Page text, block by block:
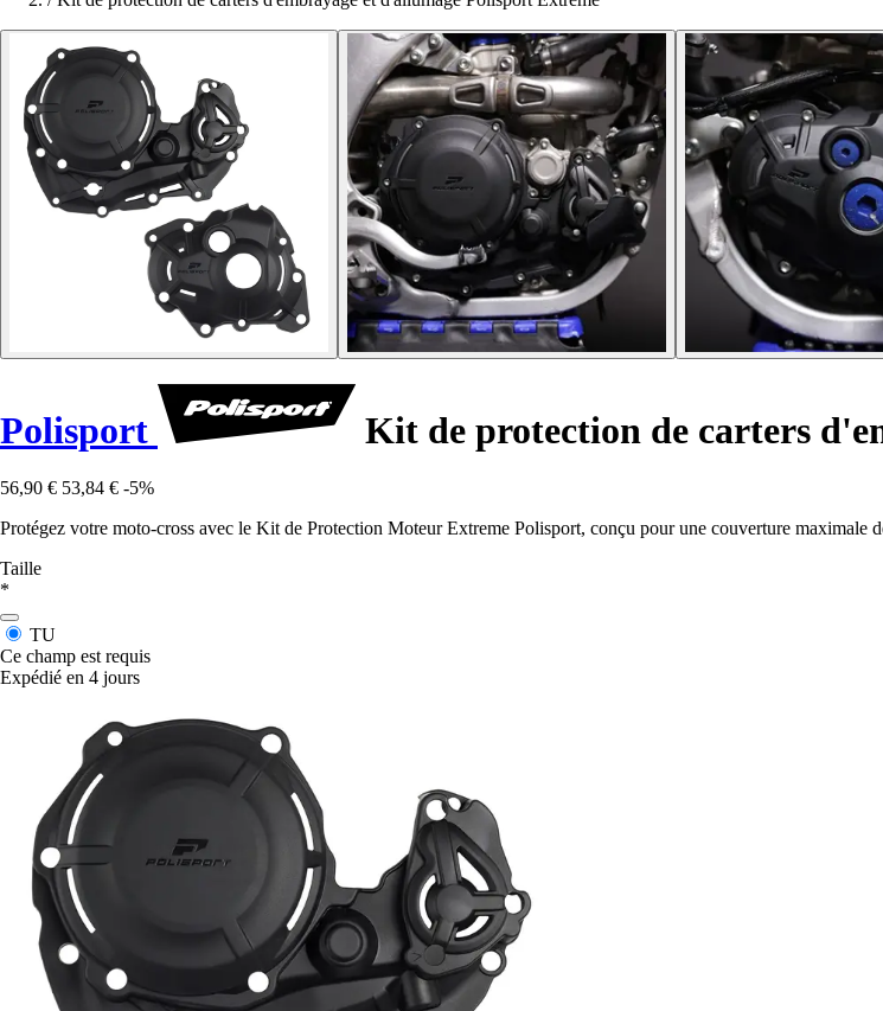
Polisport Kit de protection de carters
56,90 € 53,84 € -5%
Protégez votre moto-cross avec le Kit de Protection Moteur Extreme Polisport, conçu pour une couverture maximale
Taille
*
TU
Ce champ est requis
Expédié en 4 jours